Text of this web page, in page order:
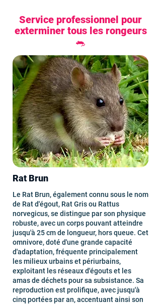
Service professionnel pour
exterminer tous les rongeurs
🐀
Rat Brun
Le Rat Brun, également connu sous le nom
de Rat d'égout, Rat Gris ou Rattus
norvegicus, se distingue par son physique
robuste, avec un corps pouvant atteindre
jusqu'à 25 cm de longueur, hors queue. Cet
omnivore, doté d'une grande capacité
d'adaptation, fréquente principalement
les milieux urbains et périurbains,
exploitant les réseaux d'égouts et les
amas de déchets pour sa subsistance. Sa
reproduction est prolifique, avec jusqu'à
cinq portées par an, accentuant ainsi son